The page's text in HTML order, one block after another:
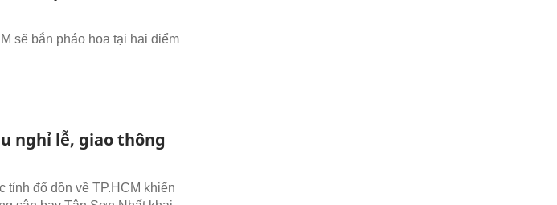
sẽ bắn pháo hoa tại hai điểm
nghỉ lễ, giao thông
tỉnh đổ dồn về TP.HCM khiến